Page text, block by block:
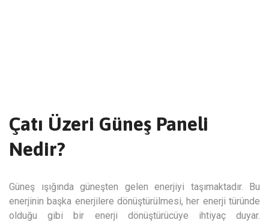
Çatı Üzeri Güneş Paneli
Nedir?
Güneş ışığında güneşten gelen enerjiyi taşımaktadır. Bu
enerjinin başka enerjilere dönüştürülmesi, her enerji türünde
olduğu gibi bir enerji dönüştürücüye ihtiyaç duyar.